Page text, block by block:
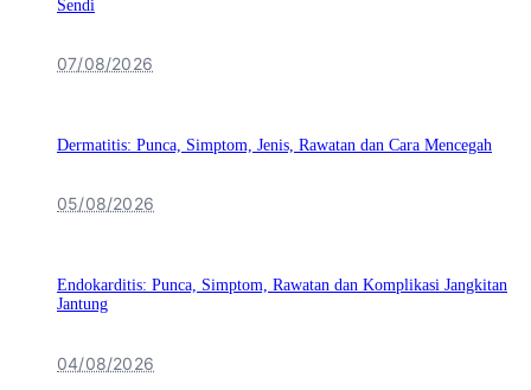
Sendi
07/08/2026
Dermatitis: Punca, Simptom, Jenis, Rawatan dan Cara Mencegah
05/08/2026
Endokarditis: Punca, Simptom, Rawatan dan Komplikasi Jangkitan
Jantung
04/08/2026